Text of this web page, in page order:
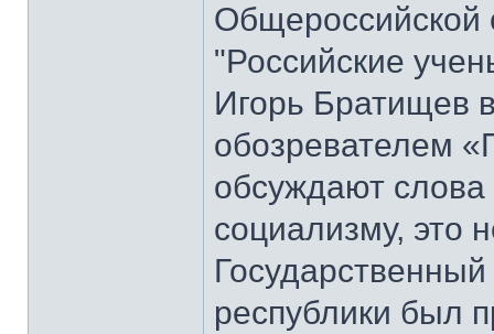
Общероссийской
"Российские
Игорь Братищев
обозревателем
обсуждают
социализму, это
республики был